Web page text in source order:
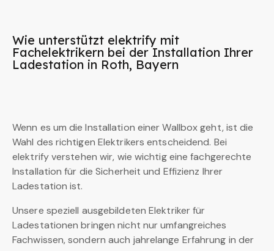
Wie unterstützt elektrify mit
Fachelektrikern bei der Installation Ihrer
Ladestation in Roth, Bayern
Wenn es um die Installation einer Wallbox geht, ist die
Wahl des richtigen Elektrikers entscheidend. Bei
elektrify verstehen wir, wie wichtig eine fachgerechte
Installation für die Sicherheit und Effizienz Ihrer
Ladestation ist.
Unsere speziell ausgebildeten Elektriker für
Ladestationen bringen nicht nur umfangreiches
Fachwissen, sondern auch jahrelange Erfahrung in der